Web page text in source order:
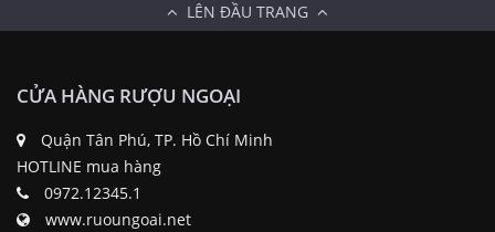
LÊN ĐẦU TRANG
CỬA HÀNG RƯỢU NGOẠI
Quận Tân Phú, TP. Hồ Chí Minh
HOTLINE mua hàng
0972.12345.1
www.ruoungoai.net